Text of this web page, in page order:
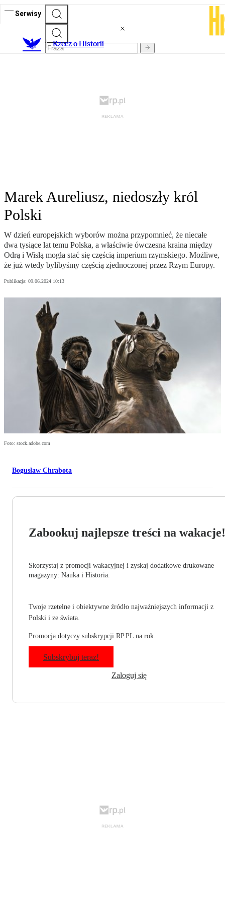
Serwisy
Rzecz o Historii
Marek Aureliusz, niedoszły król
Polski
W dzień europejskich wyborów można przypomnieć, że niecałe
dwa tysiące lat temu Polska, a właściwie ówczesna kraina między
Odrą i Wisłą mogła stać się częścią imperium rzymskiego. Możliwe,
że już wtedy bylibyśmy częścią zjednoczonej przez Rzym Europy.
Publikacja: 09.06.2024 10:13
Foto: stock.adobe.com
Bogusław Chrabota
Zabookuj najlepsze treści na wakacje!
Skorzystaj z promocji wakacyjnej i zyskaj dodatkowe drukowane
magazyny: Nauka i Historia.
Twoje rzetelne i obiektywne źródło najważniejszych informacji z
Polski i ze świata.
Promocja dotyczy subskrypcji RP.PL na rok.
Subskrybuj teraz!
Zaloguj się